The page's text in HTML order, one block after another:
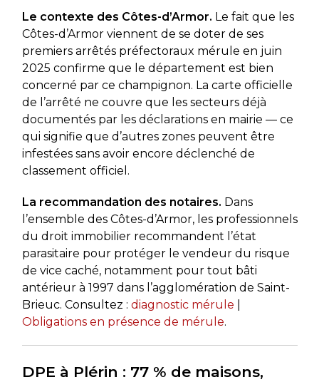
Le contexte des Côtes-d’Armor. Le fait que les
Côtes-d’Armor viennent de se doter de ses
premiers arrêtés préfectoraux mérule en juin
2025 confirme que le département est bien
concerné par ce champignon. La carte officielle
de l’arrêté ne couvre que les secteurs déjà
documentés par les déclarations en mairie — ce
qui signifie que d’autres zones peuvent être
infestées sans avoir encore déclenché de
classement officiel.
La recommandation des notaires. Dans
l’ensemble des Côtes-d’Armor, les professionnels
du droit immobilier recommandent l’état
parasitaire pour protéger le vendeur du risque
de vice caché, notamment pour tout bâti
antérieur à 1997 dans l’agglomération de Saint-
Brieuc. Consultez : diagnostic mérule
Obligations en présence de mérule.
DPE à Plérin : 77 % de maisons,